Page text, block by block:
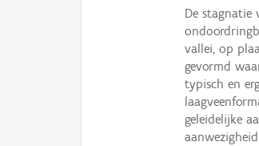
De stagnatie
vallei, op
gevormd
typisch en
geleidelijke